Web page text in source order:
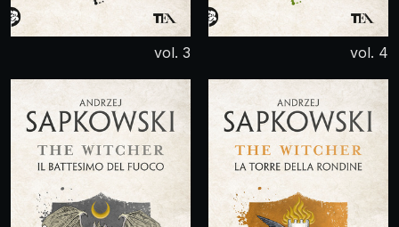
Il Sangue degli Elfivol. 3
guerra
vol. 4